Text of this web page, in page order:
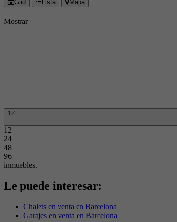
Grid Lista Mapa
Mostrar
12
12
24
48
96
inmuebles.
Le puede interesar:
Chalets en venta en Barcelona
Garajes en venta en Barcelona